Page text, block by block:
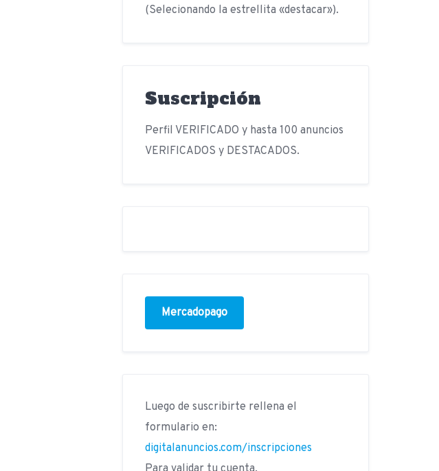
(Selecionando la estrellita «destacar»).
Suscripción
Perfil VERIFICADO y hasta 100 anuncios
VERIFICADOS y DESTACADOS.
Mercadopago
Luego de suscribirte rellena el
formulario en:
digitalanuncios.com/inscripciones